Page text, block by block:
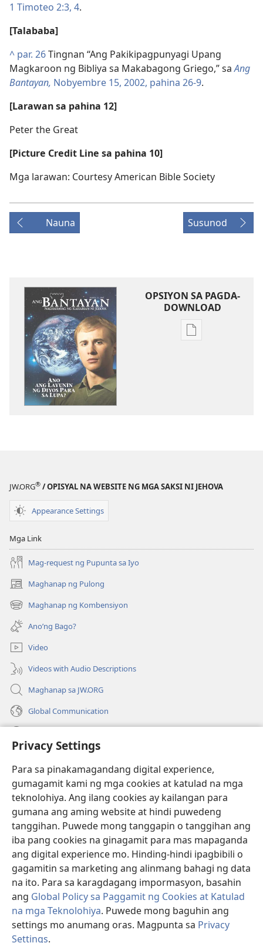
Privacy Settings
Para sa pinakamagandang digital experience,
gumagamit kami ng mga cookies at katulad na mga
teknolohiya. Ang ilang cookies ay kailangan para
gumana ang aming website at hindi puwedeng
tanggihan. Puwede mong tanggapin o tanggihan ang
iba pang cookies na ginagamit para mas mapaganda
ang digital experience mo. Hinding-hindi ipagbibili o
gagamitin sa marketing ang alinmang bahagi ng data
na ito. Para sa karagdagang impormasyon, basahin
ang Global Policy sa Paggamit ng Cookies at Katulad
na mga Teknolohiya. Puwede mong baguhin ang
settings mo anumang oras. Magpunta sa Privacy
Settings.
1 Timoteo 2:3, 4.
[Talababa]
^ par. 26Tingnan “Ang Pakikipagpunyagi Upang
Magkaroon ng Bibliya sa Makabagong Griego,” saAng
Bantayan, Nobyembre 15, 2002, pahina 26-9.
[Larawan sa pahina 12]
Peter the Great
[Picture Credit Line sa pahina 10]
Mga larawan: Courtesy American Bible Society
Nauna Susunod
OPSIYON SA PAGDA-
DOWNLOAD
Opsiyon
SA
2006
JW.ORG® / OPISYAL NA WEBSITE NG MGA SAKSI NI JEHOVA
Appearance Settings
Mga Link
Mag-request ng Pupunta sa Iyo
Maghanap ng Pulong
(may
bubukas
na
bagong
window)
Maghanap ng Kombensiyon
(may
bubukas
na
bagong
window)
Ano’ng Bago?
Video
Videos with Audio Descriptions
Maghanap sa JW.ORG
Global Communication
(may
na
bagong
window)
Watchtower ONLINE LIBRARY™
(may
bubukas
na
bagong
window)
JW Hub ®
(may
bubukas
bagong
window)
JW Library ®
Watchtower Library®
Copyright